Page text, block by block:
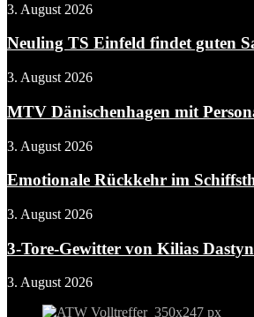
3. August 2026
Neuling TS Einfeld findet guten
3. August 2026
MTV Dänischenhagen mit
3. August 2026
Emotionale Rückkehr im
3. August 2026
3-Tore-Gewitter von Kilias
3. August 2026